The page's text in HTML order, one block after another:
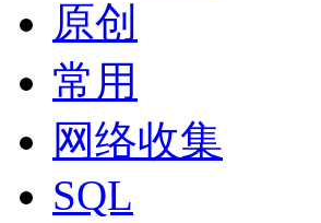
原创
常用
网络收集
SQL